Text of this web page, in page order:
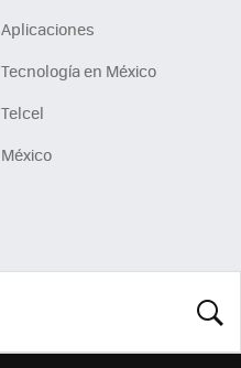
Aplicaciones
Tecnología en México
Telcel
México